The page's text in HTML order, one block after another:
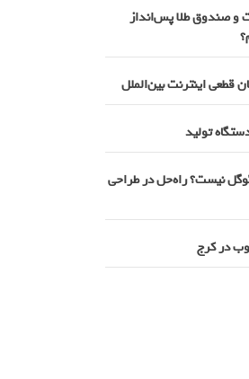
و صندوق طلا پس‌انداز
اینترنت بین‌الملل
تولید
نیست؟ راه‌حل در طراحی
در کرج